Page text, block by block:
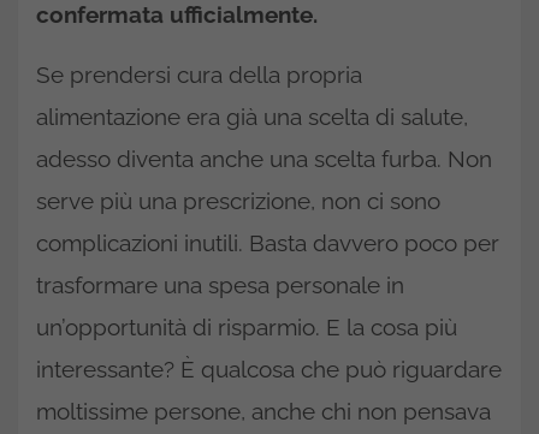
confermata ufficialmente.
Se prendersi cura della propria
alimentazione era già una scelta di salute,
adesso diventa anche una scelta furba. Non
serve più una prescrizione, non ci sono
complicazioni inutili. Basta davvero poco per
trasformare una spesa personale in
un’opportunità di risparmio. E la cosa più
interessante? È qualcosa che può riguardare
moltissime persone, anche chi non pensava